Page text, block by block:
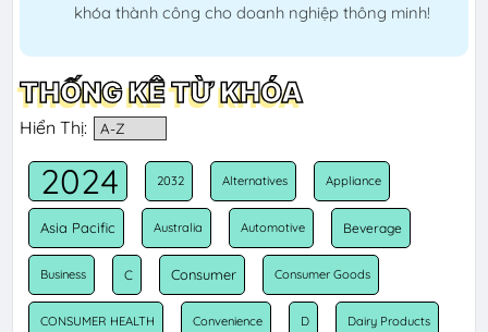
khóa thành công cho doanh nghiệp thông minh!
THỐNG KÊ TỪ KHÓA
Hiển Thị:
2024 2032 Alternatives Appliance
Asia Pacific Australia Automotive Beverage
Business C Consumer Consumer Goods
CONSUMER HEALTH Convenience D Dairy Products